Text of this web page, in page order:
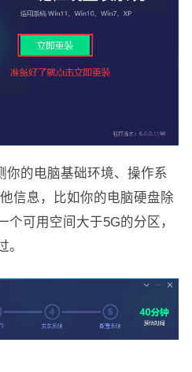
你的电脑基础环境、操作系
信息，比如你的电脑硬盘除
个可用空间大于5G的分区，
。